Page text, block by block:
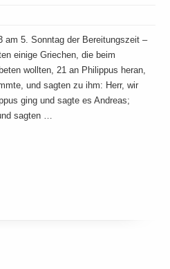
5. Sonntag der Bereitungszeit –
einige Griechen, die beim
wollten, 21 an Philippus heran,
und sagten zu ihm: Herr, wir
ging und sagte es Andreas;
sagten …